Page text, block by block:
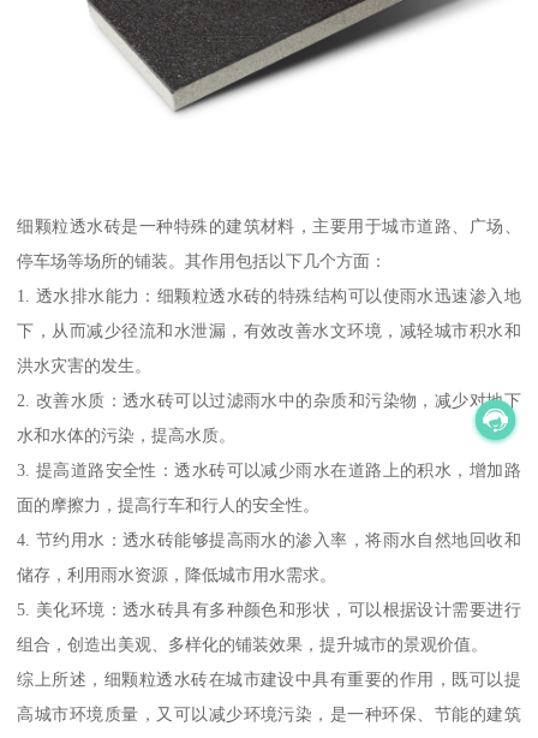
细颗粒透水砖是一种特殊的建筑材料，主要用于城市道路、广场、
停车场等场所的铺装。其作用包括以下几个方面：
1. 透水排水能力：细颗粒透水砖的特殊结构可以使雨水迅速渗入地
下，从而减少径流和水泄漏，有效改善水文环境，减轻城市积水和
洪水灾害的发生。
2. 改善水质：透水砖可以过滤雨水中的杂质和污染物，减少对地下
水和水体的污染，提高水质。
3. 提高道路安全性：透水砖可以减少雨水在道路上的积水，增加路
面的摩擦力，提高行车和行人的安全性。
4. 节约用水：透水砖能够提高雨水的渗入率，将雨水自然地回收和
储存，利用雨水资源，降低城市用水需求。
5. 美化环境：透水砖具有多种颜色和形状，可以根据设计需要进行
组合，创造出美观、多样化的铺装效果，提升城市的景观价值。
综上所述，细颗粒透水砖在城市建设中具有重要的作用，既可以提
高城市环境质量，又可以减少环境污染，是一种环保、节能的建筑